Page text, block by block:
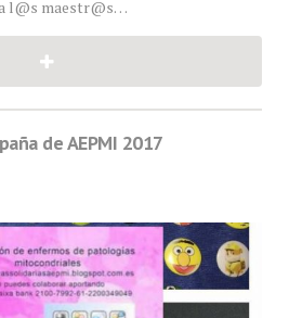
l@s maestr@s…
de AEPMI 2017